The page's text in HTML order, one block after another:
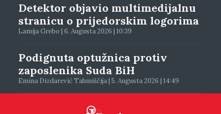
Detektor objavio multimedijalnu
stranicu o prijedorskim logorima
Lamija Grebo | 6. Augusta 2026 | 10:39
Podignuta optužnica protiv
zaposlenika Suda BiH
Emina Dizdarević Tahmiščija | 5. Augusta 2026 | 14:49